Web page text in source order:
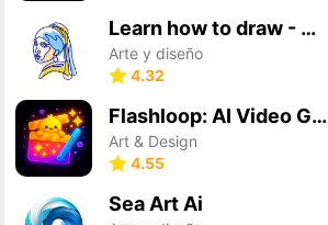
Learn how to draw - ArtWorkout
Arte y diseño
4.32
Flashloop: AI Video Generator
Art & Design
4.55
Sea Art Ai